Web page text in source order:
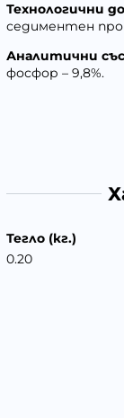
Технологични
седиментен
Аналитични
фосфор – 9,8%.
Тегло (кг.)
0.20